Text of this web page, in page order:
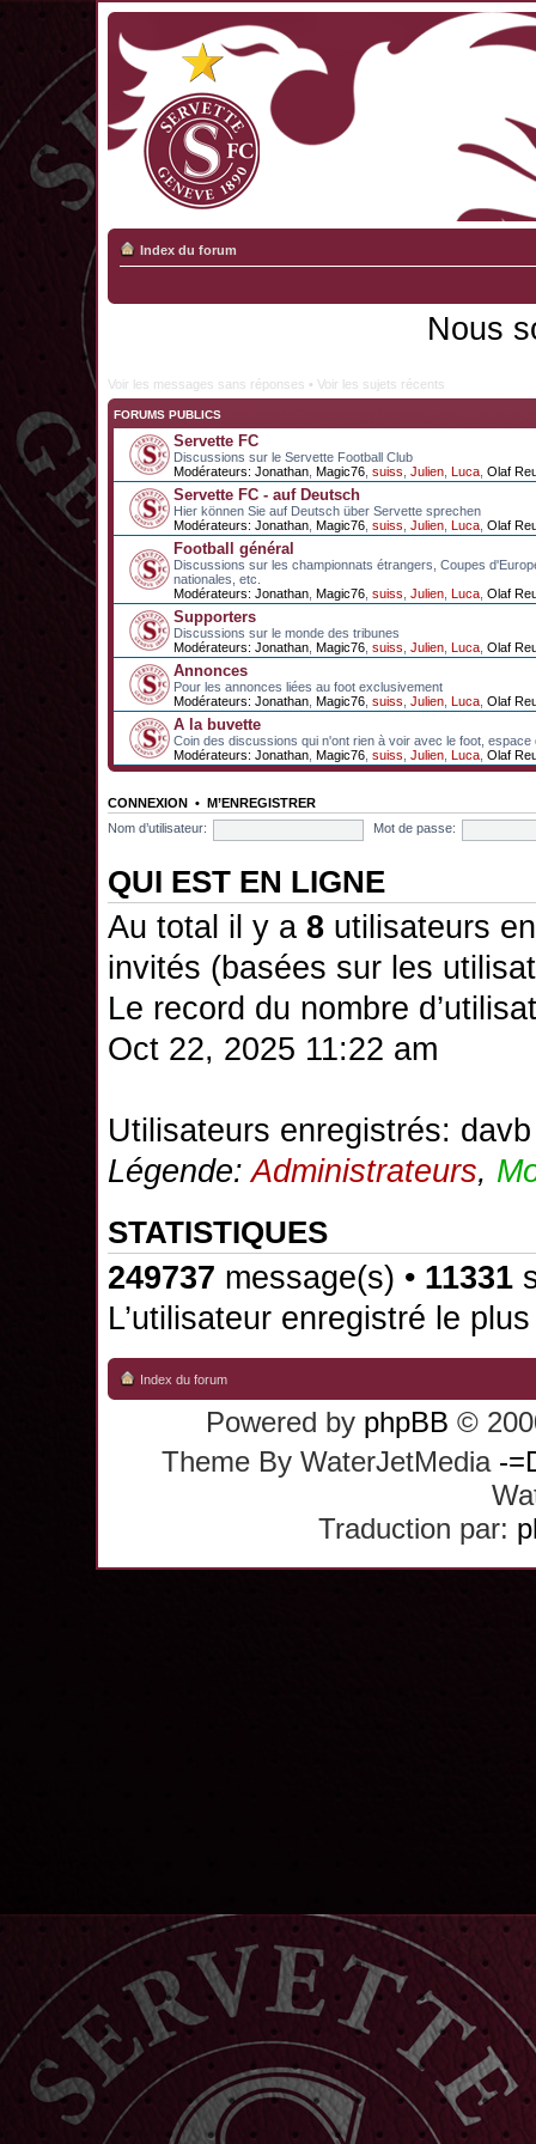
Index du forum
Nous
Voir les messages sans réponses • Voir les sujets récents
FORUMS PUBLICS
Servette FC
Discussions sur le Servette Football Club
Modérateurs: Jonathan Magic76 suiss Julien Luca Olaf
Servette FC - auf Deutsch
Hier können Sie auf Deutsch über Servette sprechen
Modérateurs: Jonathan Magic76 suiss Julien Luca Olaf
Football général
Discussions sur les championnats étrangers, Coupes
nationales, etc.
Modérateurs: Jonathan Magic76 suiss Julien Luca Olaf
Supporters
Discussions sur le monde des tribunes
Modérateurs: Jonathan Magic76 suiss Julien Luca Olaf
Annonces
Pour les annonces liées au foot exclusivement
Modérateurs: Jonathan Magic76 suiss Julien Luca Olaf
A la buvette
Coin des discussions qui n'ont rien à voir avec le foot, espace
Modérateurs: Jonathan Magic76 suiss Julien Luca Olaf
CONNEXION • M’ENREGISTRER
Nom d’utilisateur:
Mot de passe:
QUI EST EN LIGNE
Au total il y a 8 utilisateurs
invités (basées sur les
Le record du nombre
Oct 22, 2025 11:22 am
Utilisateurs enregistrés: davb
Légende:Administrateurs,
STATISTIQUES
249737 message(s) • 11331
L’utilisateur enregistré le
Index du forum
Powered by phpBB ©
Theme By WaterJetMedia -
Traduction par: